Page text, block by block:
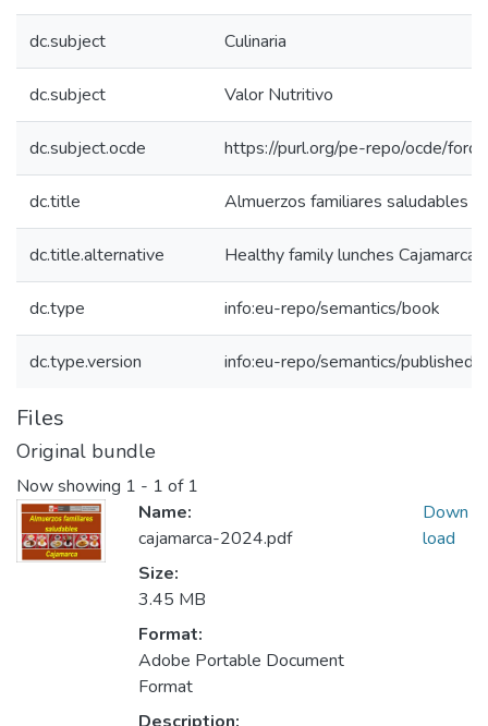
dc.subject Culinaria
dc.subject Valor Nutritivo
dc.subject.ocde https://purl.org/pe-repo/ocde/
dc.title Almuerzos familiares saludables
dc.title.alternative Healthy family lunches Cajamarca
dc.type info:eu-repo/semantics/book
dc.type.version info:eu-repo/semantics/
Files
Original bundle
Now showing 1 - 1 of 1
Name:
cajamarca-2024.pdf
Size:
3.45 MB
Format:
Adobe Portable Document
Format
Down
load